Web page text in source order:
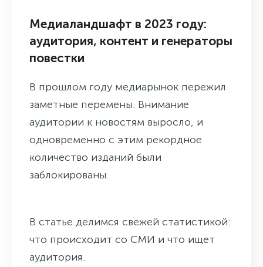
Медиаландшафт в 2023 году:
аудитория, контент и генераторы
повестки
В прошлом году медиарынок пережил
заметные перемены. Внимание
аудитории к новостям выросло, и
одновременно с этим рекордное
количество изданий были
заблокированы.
В статье делимся свежей статистикой:
что происходит со СМИ и что ищет
аудитория.